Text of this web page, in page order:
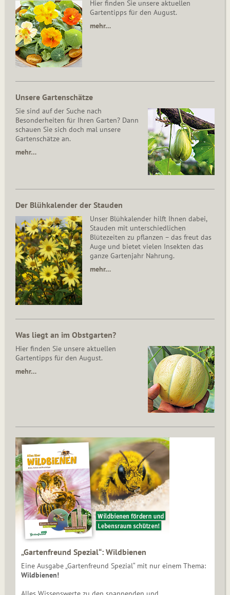
Hier finden Sie unsere aktuellen
Gartentipps für den August.
mehr…
Unsere Gartenschätze
Sie sind auf der Suche nach
Besonderheiten für Ihren Garten? Dann
schauen Sie sich doch mal unsere
Gartenschätze an.
mehr…
Der Blühkalender der Stauden
Unser Blühkalender hilft Ihnen dabei,
Stauden mit unterschiedlichen
Blütezeiten zu pflanzen – das freut das
Auge und bietet vielen Insekten das
ganze Gartenjahr Nahrung.
mehr…
Was liegt an im Obstgarten?
Hier finden Sie unsere aktuellen
Gartentipps für den August.
mehr…
„Gartenfreund Spezial“: Wildbienen
Eine Ausgabe „Gartenfreund Spezial“ mit nur einem Thema:
Wildbienen!